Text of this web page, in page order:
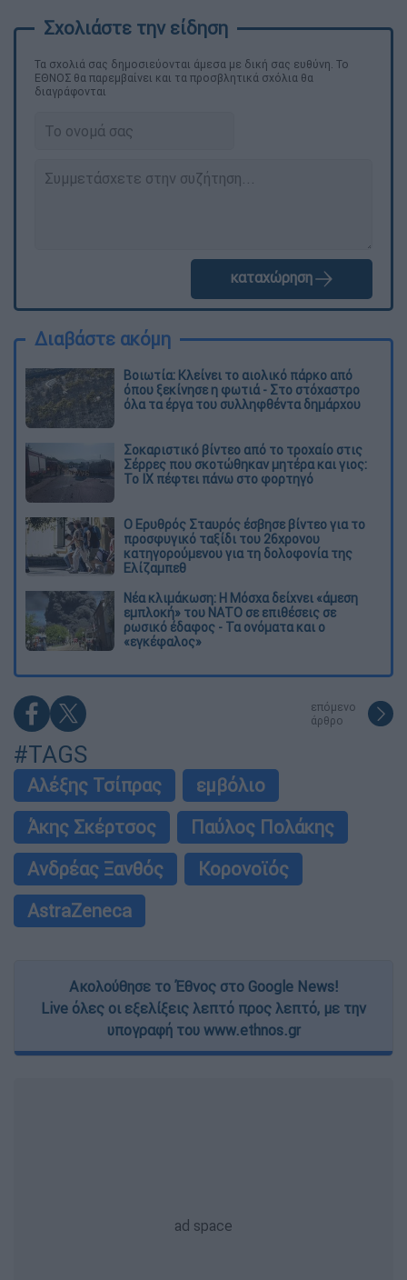
Τα σχολιά σας δημοσιεύονται άμεσα με δική σας ευθύνη. Το
ΕΘΝΟΣ θα παρεμβαίνει και τα προσβλητικά σχόλια θα
διαγράφονται
καταχώρηση
Διαβάστε ακόμη
Βοιωτία: Κλείνει το αιολικό πάρκο από
όπου ξεκίνησε η φωτιά - Στο στόχαστρο
όλα τα έργα του συλληφθέντα δημάρχου
Σοκαριστικό βίντεο από το τροχαίο στις
Σέρρες που σκοτώθηκαν μητέρα και γιος:
Το ΙΧ πέφτει πάνω στο φορτηγό
Ο Ερυθρός Σταυρός έσβησε βίντεο για το
προσφυγικό ταξίδι του 26χρονου
κατηγορούμενου για τη δολοφονία της
Ελίζαμπεθ
Νέα κλιμάκωση: Η Μόσχα δείχνει «άμεση
εμπλοκή» του ΝΑΤΟ σε επιθέσεις σε
ρωσικό έδαφος - Τα ονόματα και ο
«εγκέφαλος»
επόμενο
άρθρο
#TAGS
Αλέξης Τσίπρας
εμβόλιο
Άκης Σκέρτσος
Παύλος Πολάκης
Ανδρέας Ξανθός
Κορονοϊός
AstraZeneca
Ακολούθησε το Έθνος στο Google News!
Live όλες οι εξελίξεις λεπτό προς λεπτό, με την
υπογραφή του www.ethnos.gr